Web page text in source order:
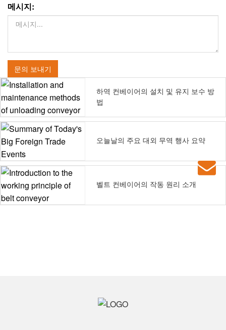
메시지:
문의 보내기
하역 컨베이어의 설치 및 유지 보수 방
법
오늘날의 주요 대외 무역 행사 요약
벨트 컨베이어의 작동 원리 소개